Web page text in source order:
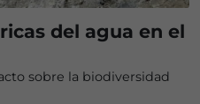
del agua en el
sobre la biodiversidad